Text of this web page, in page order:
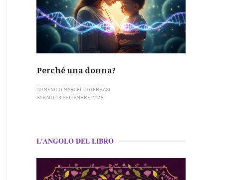
Perché una donna?
DOMENICO MARCELLO GERBASI
SABATO 13 SETTEMBRE 2025
L'ANGOLO DEL LIBRO